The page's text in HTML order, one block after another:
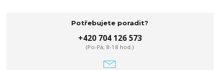
Potřebujete poradit?
+420 704 126 573
(Po-Pá, 8-18 hod.)